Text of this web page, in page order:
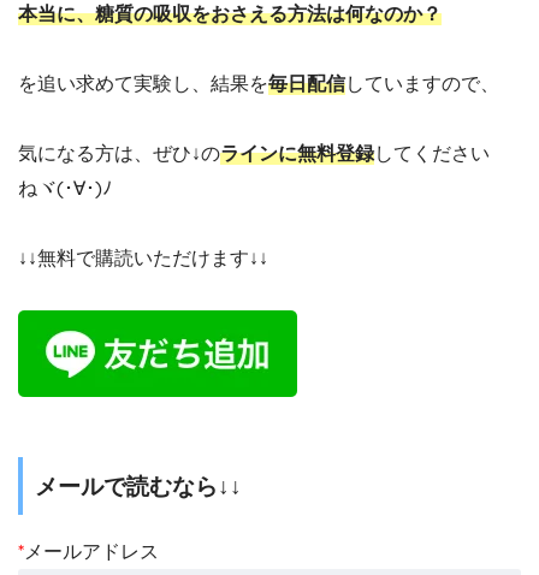
本当に、糖質の吸収をおさえる方法は何なのか？
を追い求めて実験し、結果を毎日配信していますので、
気になる方は、ぜひ↓のラインに無料登録してください
ねヾ(･∀･)ﾉ
↓↓無料で購読いただけます↓↓
メールで読むなら↓↓
* メールアドレス